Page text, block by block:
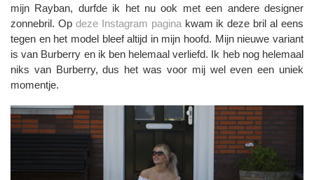
mijn Rayban, durfde ik het nu ook met een andere designer
zonnebril. Op deze Instagram paginakwam ik deze bril al eens
tegen en het model bleef altijd in mijn hoofd. Mijn nieuwe variant
is van Burberry en ik ben helemaal verliefd. Ik heb nog helemaal
niks van Burberry, dus het was voor mij wel even een uniek
momentje.